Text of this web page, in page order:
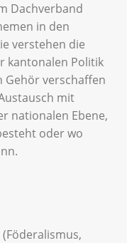
Dachverband
in den
verstehen die
kantonalen Politik
Gehör verschaffen
mit
nationalen Ebene,
oder wo